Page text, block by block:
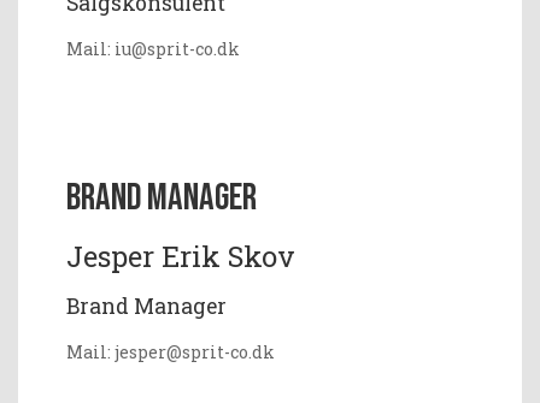
Mail: iu@sprit-co.dk
Brand Manager
Jesper Erik Skov
Brand Manager
Mail: jesper@sprit-co.dk